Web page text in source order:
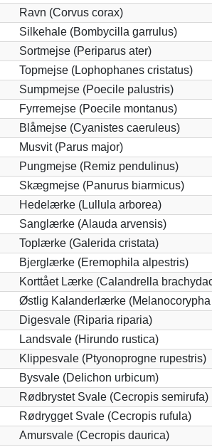
Ravn (Corvus corax)
Silkehale (Bombycilla garrulus)
Sortmejse (Periparus ater)
Topmejse (Lophophanes cristatus)
Sumpmejse (Poecile palustris)
Fyrremejse (Poecile montanus)
Blåmejse (Cyanistes caeruleus)
Musvit (Parus major)
Pungmejse (Remiz pendulinus)
Skægmejse (Panurus biarmicus)
Hedelærke (Lullula arborea)
Sanglærke (Alauda arvensis)
Toplærke (Galerida cristata)
Bjerglærke (Eremophila alpestris)
Korttået Lærke (Calandrella
Østlig Kalanderlærke (Melanocorypha
Digesvale (Riparia riparia)
Landsvale (Hirundo rustica)
Klippesvale (Ptyonoprogne rupestris)
Bysvale (Delichon urbicum)
Rødbrystet Svale (Cecropis semirufa)
Rødrygget Svale (Cecropis rufula)
Amursvale (Cecropis daurica)